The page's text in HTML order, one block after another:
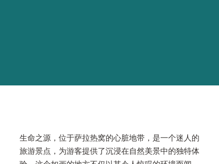
生命之源，位于萨拉热窝的心脏地带，是一个迷人的
旅游景点，为游客提供了沉浸在自然美景中的独特体